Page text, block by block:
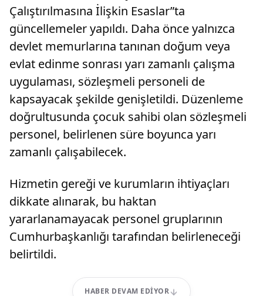
Çalıştırılmasına İlişkin Esaslar”ta
güncellemeler yapıldı. Daha önce yalnızca
devlet memurlarına tanınan doğum veya
evlat edinme sonrası yarı zamanlı çalışma
uygulaması, sözleşmeli personeli de
kapsayacak şekilde genişletildi. Düzenleme
doğrultusunda çocuk sahibi olan sözleşmeli
personel, belirlenen süre boyunca yarı
zamanlı çalışabilecek.
Hizmetin gereği ve kurumların ihtiyaçları
dikkate alınarak, bu haktan
yararlanamayacak personel gruplarının
Cumhurbaşkanlığı tarafından belirleneceği
belirtildi.
HABER DEVAM EDIYOR